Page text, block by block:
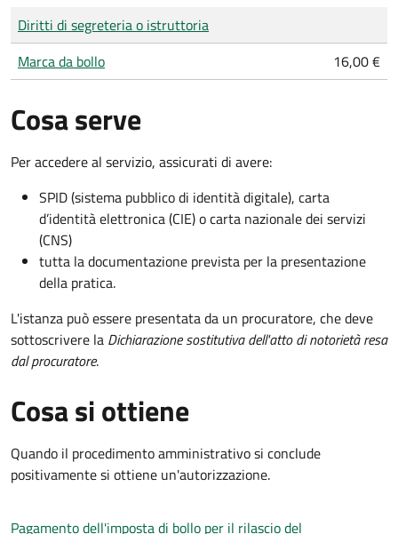
Tipo di pagamento
Importo
Diritti di segreteria o istruttoria
Marca da bollo
16,00 €
Cosa serve
Per accedere al servizio, assicurati di avere:
SPID (sistema pubblico di identità digitale), carta
d’identità elettronica (CIE) o carta nazionale dei servizi
(CNS)
tutta la documentazione prevista per la presentazione
della pratica.
L'istanza può essere presentata da un procuratore, che deve
sottoscrivere la Dichiarazione sostitutiva dell'atto di notorietà resa
dal procuratore.
Cosa si ottiene
Quando il procedimento amministrativo si conclude
positivamente si ottiene un'autorizzazione.
Pagamento dell'imposta di bollo per il rilascio del